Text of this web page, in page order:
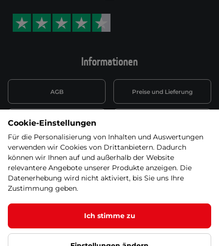
Informationen
AGB Preise und Lieferung
Datenschutzerklärung
Wiederufsbelehrung mit Link
zum Formular
Batterieentsorgung
Informationen zu Elektro-
und Elektonikgeräten
Widerruf erklären
© 2026 SEVEN SPORT s.r.o Alle Rechte vorbehalten1
Cookie-Einstellungen
Für die Personalisierung von Inhalten und Auswertungen
verwenden wir Cookies von Drittanbietern. Dadurch
können wir Ihnen auf und außerhalb der Website
relevantere Angebote unserer Produkte anzeigen. Die
Datenerhebung wird nicht aktiviert, bis Sie uns Ihre
Zustimmung geben.
Ich stimme zu